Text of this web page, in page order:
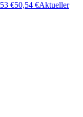
€50,54 €Aktueller